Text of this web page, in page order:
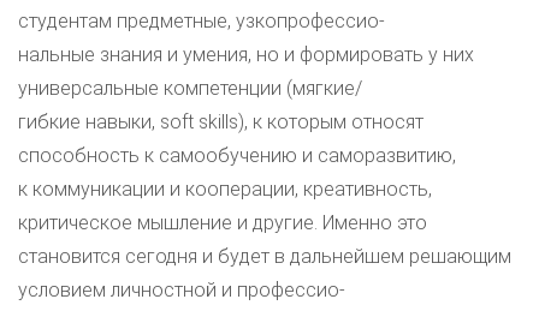
студентам предметные, узкопрофессио-
нальные знания и умения, но и формировать у них
универсальные компетенции (мягкие/
гибкие навыки, soft skills), к которым относят
способность к самообучению и саморазвитию,
к коммуникации и кооперации, креативность,
критическое мышление и другие. Именно это
становится сегодня и будет в дальнейшем решающим
условием личностной и профессио-